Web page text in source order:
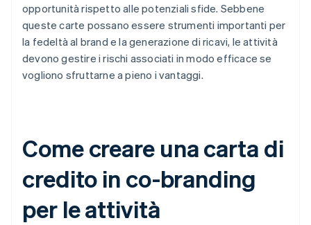
opportunità rispetto alle potenziali sfide. Sebbene
queste carte possano essere strumenti importanti per
la fedeltà al brand e la generazione di ricavi, le attività
devono gestire i rischi associati in modo efficace se
vogliono sfruttarne a pieno i vantaggi.
Come creare una carta di
credito in co-branding
per le attività